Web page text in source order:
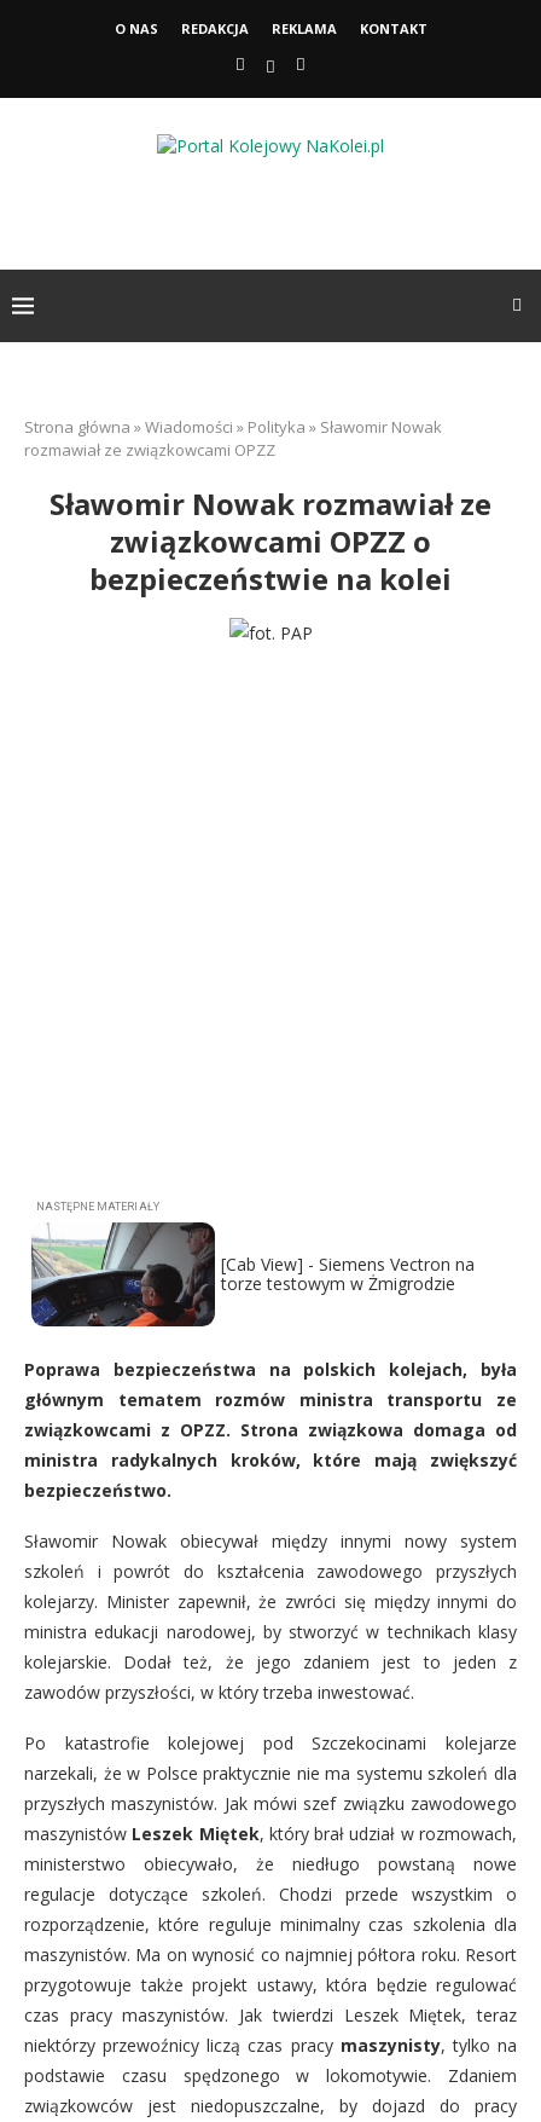
O NAS REDAKCJA REKLAMA KONTAKT
Strona główna »Wiadomości » Polityka » Sławomir Nowak
rozmawiał ze związkowcami OPZZ
Sławomir Nowak rozmawiał ze
związkowcami OPZZ o
bezpieczeństwie na kolei
[Cab View] - Siemens Vectron na
torze testowym w Żmigrodzie
Poprawa bezpieczeństwa na polskich kolejach, była
głównym tematem rozmów ministra transportu ze
związkowcami z OPZZ. Strona związkowa domaga od
ministra radykalnych kroków, które mają zwiększyć
bezpieczeństwo.
Sławomir Nowak obiecywał między innymi nowy system
szkoleń i powrót do kształcenia zawodowego przyszłych
kolejarzy. Minister zapewnił, że zwróci się między innymi do
ministra edukacji narodowej, by stworzyć w technikach klasy
kolejarskie. Dodał też, że jego zdaniem jest to jeden z
zawodów przyszłości, w który trzeba inwestować.
Po katastrofie kolejowej pod Szczekocinami kolejarze
narzekali, że w Polsce praktycznie nie ma systemu szkoleń dla
przyszłych maszynistów. Jak mówi szef związku zawodowego
maszynistów Leszek Miętek, który brał udział w rozmowach,
ministerstwo obiecywało, że niedługo powstaną nowe
regulacje dotyczące szkoleń. Chodzi przede wszystkim o
rozporządzenie, które reguluje minimalny czas szkolenia dla
maszynistów. Ma on wynosić co najmniej półtora roku. Resort
przygotowuje także projekt ustawy, która będzie regulować
czas pracy maszynistów. Jak twierdzi Leszek Miętek, teraz
niektórzy przewoźnicy liczą czas pracy maszynisty, tylko na
podstawie czasu spędzonego w lokomotywie. Zdaniem
związkowców jest niedopuszczalne, by dojazd do pracy